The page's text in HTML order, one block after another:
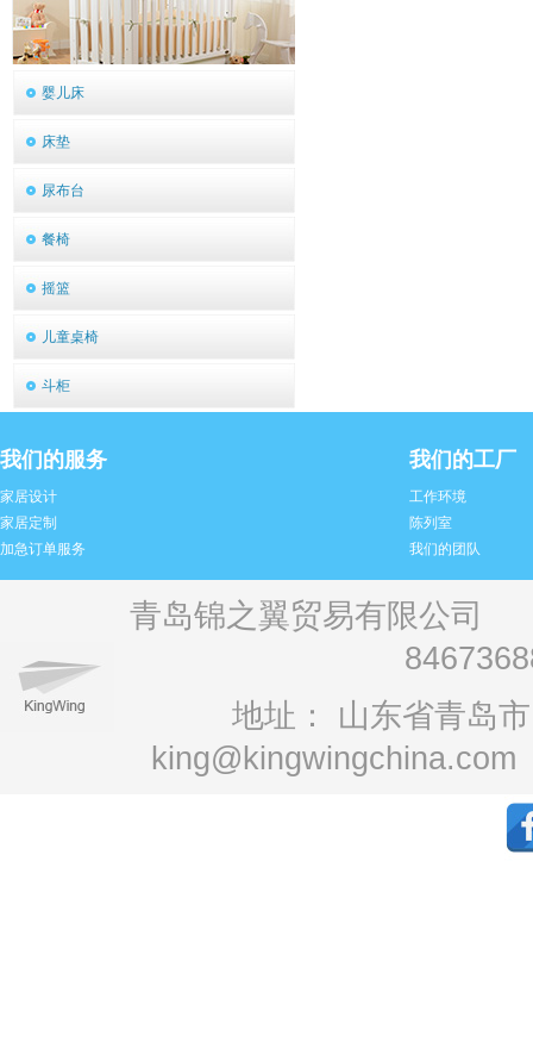
婴儿床
床垫
尿布台
餐椅
摇篮
儿童桌椅
斗柜
我们的服务
家居设计
家居定制
加急订单服务
我们的工厂
工作环境
陈列室
我们的团队
青岛锦之翼贸易有限公司
地址： 山东省青岛